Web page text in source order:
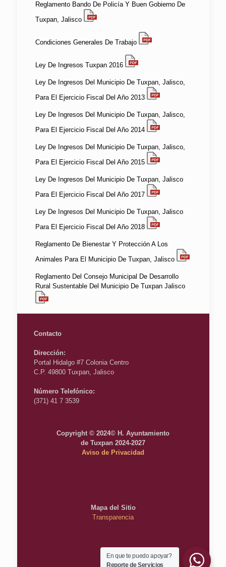
Reglamento Bando De Policía Y Buen Gobierno De
Tuxpan, Jalisco
Condiciones Generales De Trabajo
Ley De Ingresos Tuxpan 2016
Ley De Ingresos Del Municipio De Tuxpan, Jalisco,
Para El Ejercicio Fiscal Del Año 2013
Ley De Ingresos Del Municipio De Tuxpan, Jalisco,
Para El Ejercicio Fiscal Del Año 2014
Ley De Ingresos Del Municipio De Tuxpan, Jalisco,
Para El Ejercicio Fiscal Del Año 2015
Ley De Ingresos Del Municipio De Tuxpan, Jalisco
Para El Ejercicio Fiscal Del Año 2017
Ley De Ingresos Del Municipio De Tuxpan, Jalisco
Para El Ejercicio Fiscal Del Año 2018
Reglamento De Bienestar Y Protección A Los
Animales Para El Municipio De Tuxpan, Jalisco
Reglamento Del Consejo Municipal De Desarrollo
Rural Sustentable Del Municipio De Tuxpan Jalisco
Contacto
Dirección:
Portal Hidalgo #7 Colonia Centro
C.P. 49800 Tuxpan, Jalisco
Número Telefónico:
(371) 41 7 3539
Copyright © 2024© H. Ayuntamiento
de Tuxpan 2024-2027
Aviso de Privacidad
Mapa del Sitio
Transparencia
En que te puedo apoyar?
Reporte de Servicios